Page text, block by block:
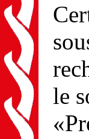
le